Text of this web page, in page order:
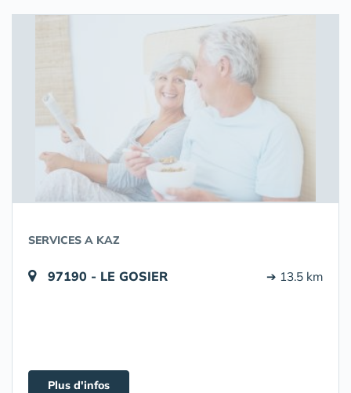
SERVICES A KAZ
97190 - LE GOSIER ➔ 13.5 km
Plus d'infos